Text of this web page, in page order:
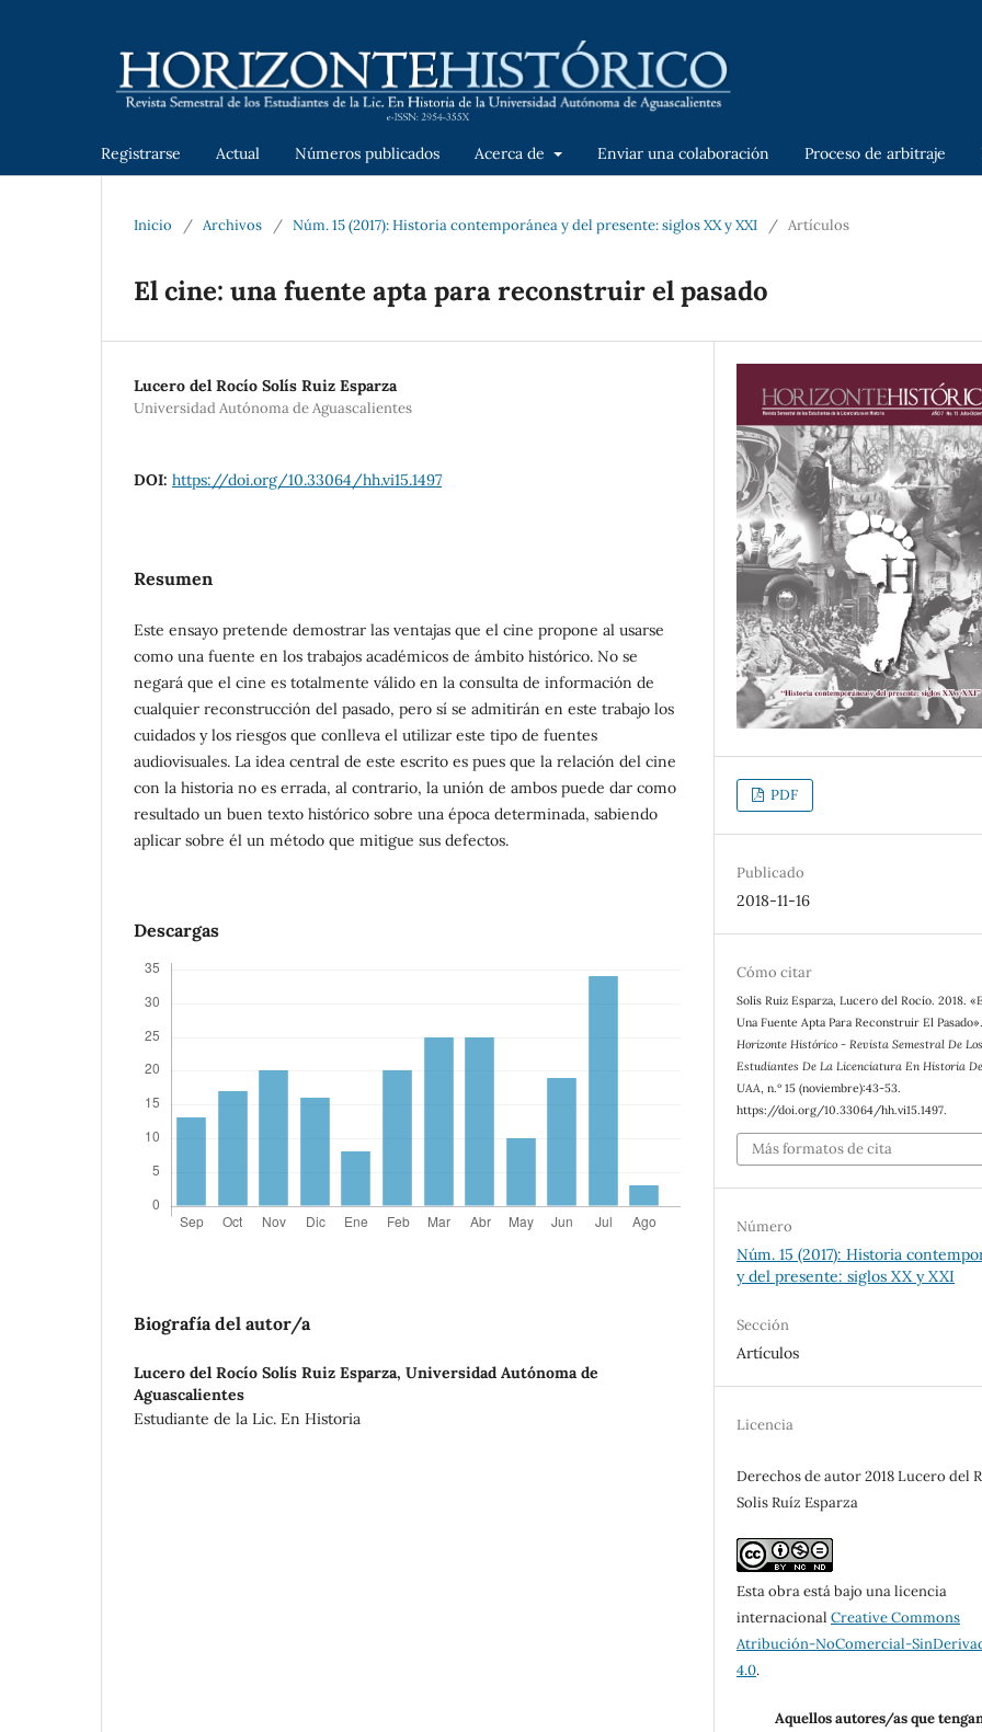
Registrarse Actual Números publicados Acerca de Enviar una colaboración Proceso de arbitraje
Inicio / Archivos / Núm. 15 (2017): Historia contemporánea y del presente: siglos XX y XXI / Artículos
El cine: una fuente apta para reconstruir el pasado
Lucero del Rocío Solís Ruiz Esparza
Universidad Autónoma de Aguascalientes
DOI: https://doi.org/10.33064/hh.vi15.1497
Resumen
Este ensayo pretende demostrar las ventajas que el cine propone al usarse
como una fuente en los trabajos académicos de ámbito histórico. No se
negará que el cine es totalmente válido en la consulta de información de
cualquier reconstrucción del pasado, pero sí se admitirán en este trabajo los
cuidados y los riesgos que conlleva el utilizar este tipo de fuentes
audiovisuales. La idea central de este escrito es pues que la relación del cine
con la historia no es errada, al contrario, la unión de ambos puede dar como
resultado un buen texto histórico sobre una época determinada, sabiendo
aplicar sobre él un método que mitigue sus defectos.
Descargas
Biografía del autor/a
Lucero del Rocío Solís Ruiz Esparza, Universidad Autónoma de
Aguascalientes
Estudiante de la Lic. En Historia
PDF
Publicado
2018-11-16
Cómo citar
Solís Ruiz Esparza, Lucero del Rocío. 2018.
Una Fuente Apta Para Reconstruir El Pasado».
Horizonte Histórico - Revista Semestral De Los
Estudiantes De La Licenciatura En Historia
UAA, n.º 15 (noviembre):43-53.
https://doi.org/10.33064/hh.vi15.1497.
Más formatos de cita
Número
Núm. 15 (2017): Historia
y del presente: siglos XX y XXI
Sección
Artículos
Licencia
Derechos de autor 2018 Lucero del
Solis Ruíz Esparza
Esta obra está bajo una licencia
internacionalCreative Commons
Atribución-NoComercial-
4.0.
Aquellos autores/as que